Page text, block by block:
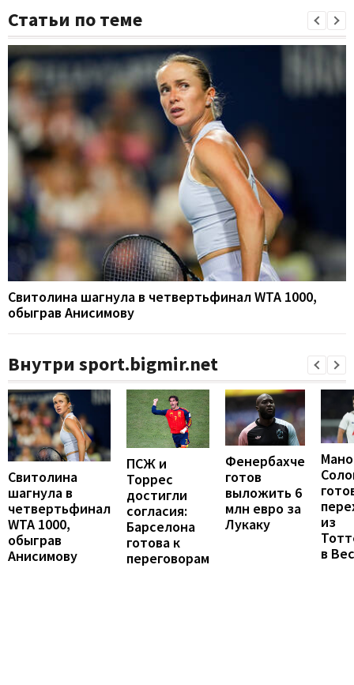
Статьи по теме
Свитолина шагнула в четвертьфинал WTA 1000,
обыграв Анисимову
Внутри sport.bigmir.net
Свитолина
шагнула в
четвертьфинал
WTA 1000,
обыграв
Анисимову
ПСЖ и
Торрес
достигли
согласия:
Барселона
готова к
переговорам
Фенербахче
готов
выложить 6
млн евро за
Лукаку
из
в